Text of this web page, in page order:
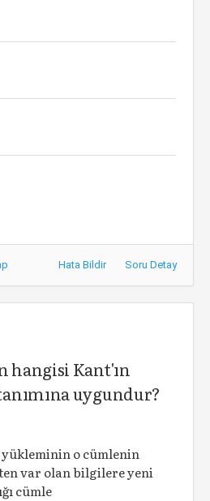
Hata Bildir Soru Detay
hangisi Kant'ın
uygundur?
o cümlenin
var olan bilgilere yeni
cümle